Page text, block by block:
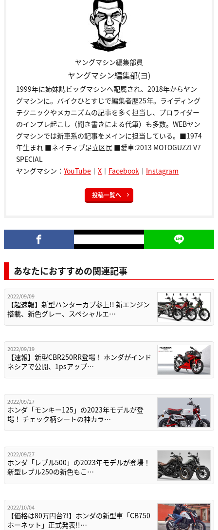
ヤングマシン編集部員
ヤングマシン編集部(ヨ)
1999年に姉妹誌ビッグマシンへ配属され、2018年からヤン
グマシンに。バイクひとすじで編集者歴25年。ライディング
テクニックやメカニズムの記事を多く担当し、プロライダー
のインプレ起こし（聞き書きによる代筆）も多数。WEBヤン
グマシンでは新車系の記事をメインに担当している。■1974
年生まれ ■ネイティブ足立区民 ■愛車:2013 MOTOGUZZI V7
SPECIAL
ヤングマシン： YouTube ｜ X ｜ Facebook ｜ Instagram
投稿一覧へ
あなたにおすすめの関連記事
2022/09/09
【超速報】新型ハンターカブ参上!! 新エンジン
搭載、新色グレー、スペシャルエ…
2022/09/19
【速報】新型CBR250RR登場！ ホンダがインド
ネシアで公開、1psアップ…
2022/09/27
ホンダ「モンキー125」の2023年モデルが登
場！ チェック柄シートの神カラ…
2022/09/27
ホンダ「レブル500」の2023年モデルが登場！
新型レブル250の新色もこ…
2022/10/04
【価格は80万円台?!】ホンダの新型車「CB750
ホーネット」正式発表!!…